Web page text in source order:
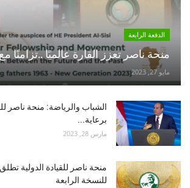
الدفعة الرابعة
منحة ناصر تعزز القارة عالميًا ..تزامنًا
مايو 27, 2023
الشباب والرياضة: منحة ناصر
برعاية...
مارس 28, 2023
منحة ناصر للقيادة الدولية
للنسخة الرابعة